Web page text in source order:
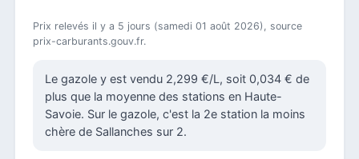
Prix relevés il y a 5 jours (samedi 01 août 2026), source
prix-carburants.gouv.fr.
Le gazole y est vendu 2,299 €/L, soit 0,034 € de
plus que la moyenne des stations en Haute-
Savoie. Sur le gazole, c'est la 2e station la moins
chère de Sallanches sur 2.